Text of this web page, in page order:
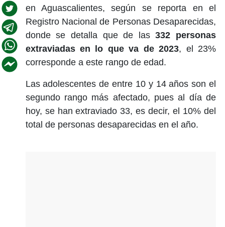
en Aguascalientes, según se reporta en el
Registro Nacional de Personas Desaparecidas,
donde se detalla que de las332 personas
extraviadas en lo que va de 2023, el 23%
corresponde a este rango de edad.
Las adolescentes de entre 10 y 14 años son el
segundo rango más afectado, pues al día de
hoy, se han extraviado 33, es decir, el 10% del
total de personas desaparecidas en el año.